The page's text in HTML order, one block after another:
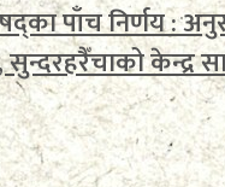
पाँच निर्णय :
सुन्दरहरैँचाको केन्द्र